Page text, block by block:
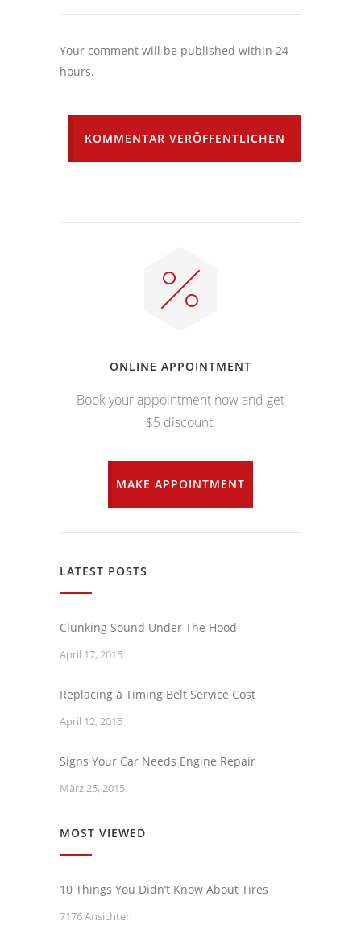
Your comment will be published within 24
hours.
KOMMENTAR VERÖFFENTLICHEN
ONLINE APPOINTMENT
Book your appointment now and get
$5 discount.
MAKE APPOINTMENT
LATEST POSTS
Clunking Sound Under The Hood
April 17, 2015
Replacing a Timing Belt Service Cost
April 12, 2015
Signs Your Car Needs Engine Repair
März 25, 2015
MOST VIEWED
10 Things You Didn’t Know About Tires
7176 Ansichten